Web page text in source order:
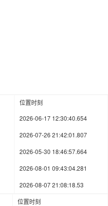
位置时刻
2026-06-17 12:30:40.654
2026-07-26 21:42:01.807
2026-05-30 18:46:57.664
2026-08-01 09:43:04.281
2026-08-07 21:08:18.53
位置时刻